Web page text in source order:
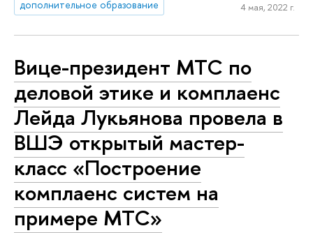
дополнительное образование
4 мая, 2022 г.
Вице-президент МТС по
деловой этике и комплаенс
Лейда Лукьянова провела в
ВШЭ открытый мастер-
класс «Построение
комплаенс систем на
примере МТС»